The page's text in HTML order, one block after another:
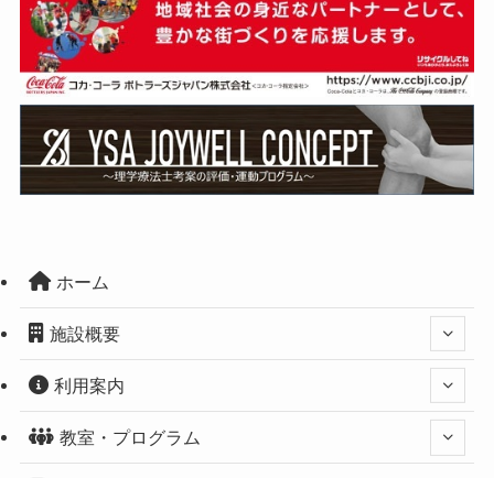
ホーム
施設概要
利用案内
教室・プログラム